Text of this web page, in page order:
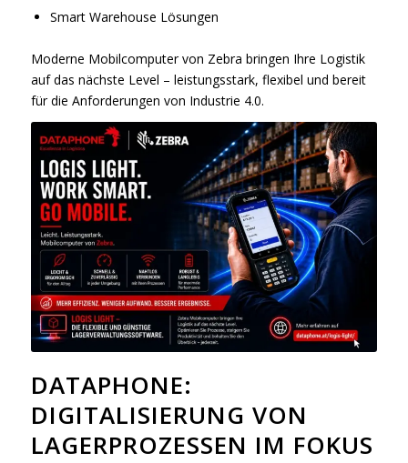
Smart Warehouse Lösungen
Moderne Mobilcomputer von Zebra bringen Ihre Logistik
auf das nächste Level – leistungsstark, flexibel und bereit
für die Anforderungen von Industrie 4.0.
DATAPHONE:
DIGITALISIERUNG VON
LAGERPROZESSEN IM FOKUS